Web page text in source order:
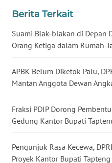
Berita Terkait
Suami Blak-blakan di Depan
Orang Ketiga dalam Rumah
APBK Belum Diketok Palu,
Mantan Anggota Dewan
Fraksi PDIP Dorong
Gedung Kantor Bupati
Pengunjuk Rasa Kecewa,
Proyek Kantor Bupati Tapteng
WN
BENGKULU
LAMPUNG
JATENG